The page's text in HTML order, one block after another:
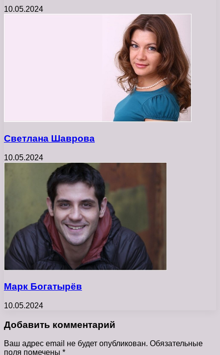
10.05.2024
Светлана Шаврова
10.05.2024
Марк Богатырёв
10.05.2024
Добавить комментарий
Ваш адрес email не будет опубликован. Обязательные
поля помечены *